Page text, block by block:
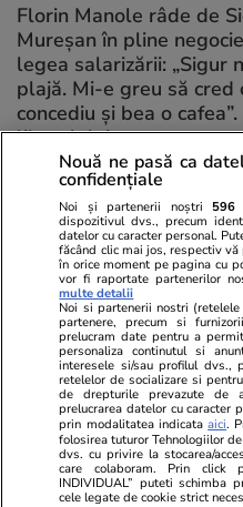
Florin Manole râde de
Mureșan în pline
legea salarizării: „Sigur
plajă. Mi-e greu să cred
concediu și bea o
liberalului
Politică
De ce amână Nicușor
peste un an numirea
SRI: „Nu cred că a avea
civil e așa important”
PARTENERI
Nouă ne pasă ca
confidențiale
Noi și partenerii noștri 596
dispozitivul dvs., precum
datelor cu caracter personal.
făcând clic mai jos, respectiv
în orice moment pe pagina cu
vor fi raportate partenerilor
multe detalii
Noi si partenerii nostri
partenere, precum si
prelucram date pentru a
personaliza continutul si
interesele si/sau profilul dvs.,
retelelor de socializare si
de drepturile prevazute de
prelucrarea datelor cu caracter
prin modalitatea indicataaici.
folosirea tuturor Tehnologiilor
dvs. cu privire la stocarea/
care colaboram. Prin click
INDIVIDUAL” puteti schimba
cele legate de cookie strict